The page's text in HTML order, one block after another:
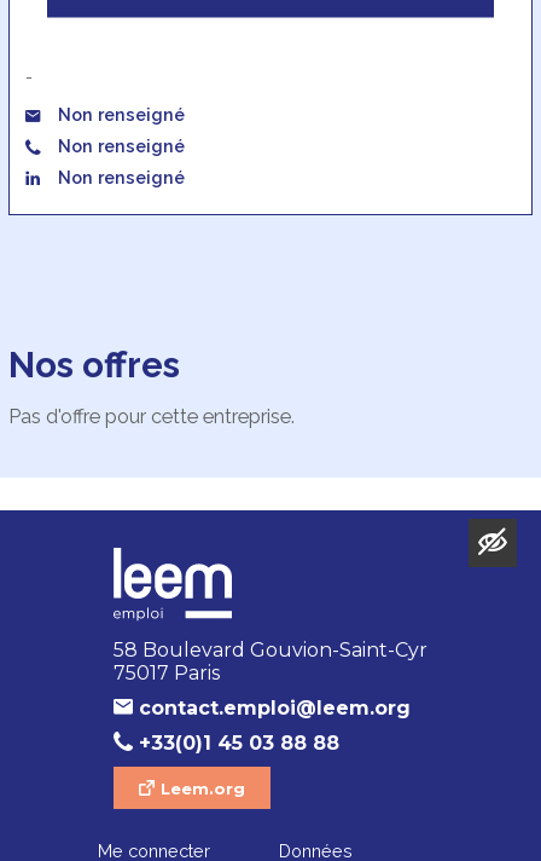
-
Non renseigné
Non renseigné
Non renseigné
Nos offres
Pas d'offre pour cette entreprise.
58 Boulevard Gouvion-Saint-Cyr
75017 Paris
contact.emploi@leem.org
+33(0)1 45 03 88 88
Leem.org
Me connecter Données